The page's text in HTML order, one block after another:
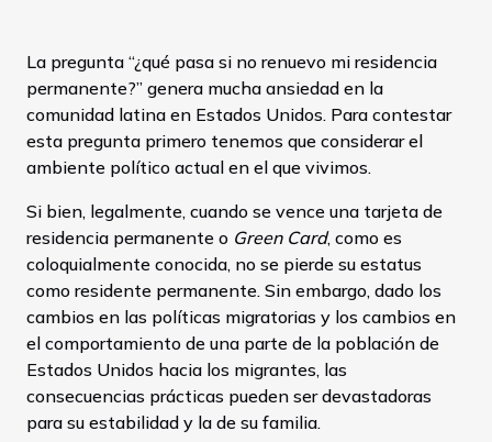
La pregunta “¿qué pasa si no renuevo mi residencia
permanente?” genera mucha ansiedad en la
comunidad latina en Estados Unidos. Para contestar
esta pregunta primero tenemos que considerar el
ambiente político actual en el que vivimos.
Si bien, legalmente, cuando se vence una tarjeta de
residencia permanente o Green Card, como es
coloquialmente conocida, no se pierde su estatus
como residente permanente. Sin embargo, dado los
cambios en las políticas migratorias y los cambios en
el comportamiento de una parte de la población de
Estados Unidos hacia los migrantes, las
consecuencias prácticas pueden ser devastadoras
para su estabilidad y la de su familia.